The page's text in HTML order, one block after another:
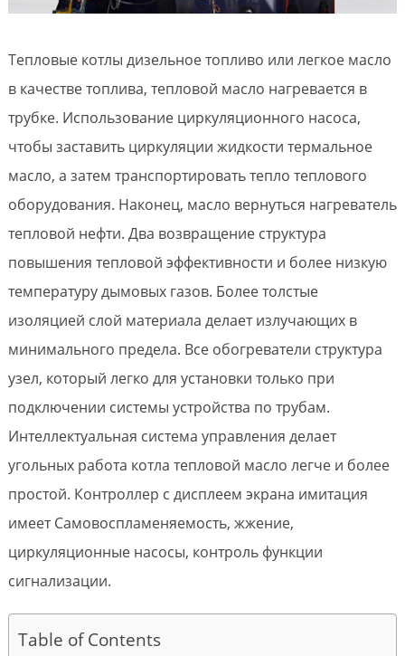
Тепловые котлы дизельное топливо или легкое масло
в качестве топлива, тепловой масло нагревается в
трубке. Использование циркуляционного насоса,
чтобы заставить циркуляции жидкости термальное
масло, а затем транспортировать тепло теплового
оборудования. Наконец, масло вернуться нагреватель
тепловой нефти. Два возвращение структура
повышения тепловой эффективности и более низкую
температуру дымовых газов. Более толстые
изоляцией слой материала делает излучающих в
минимального предела. Все обогреватели структура
узел, который легко для установки только при
подключении системы устройства по трубам.
Интеллектуальная система управления делает
угольных работа котла тепловой масло легче и более
простой. Контроллер с дисплеем экрана имитация
имеет Самовоспламеняемость, жжение,
циркуляционные насосы, контроль функции
сигнализации.
Table of Contents